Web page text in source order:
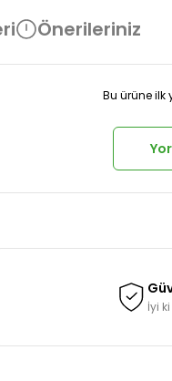
Önerileriniz
Bu ürüne ilk
İyi